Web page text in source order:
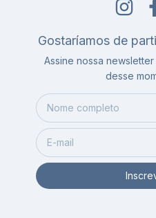
Gostaríamos de
Assine nossa
desse